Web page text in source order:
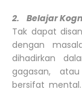
2. Belajar
Tak dapat
dengan
dihadirkan
gagasan,
bersifat